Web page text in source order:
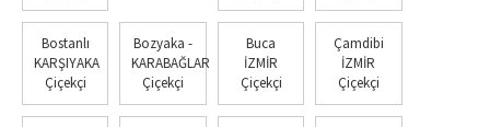
Bostanlı
KARŞIYAKA
Çiçekçi
Bozyaka -
KARABAĞLAR
Çiçekçi
Buca
İZMİR
Çiçekçi
Çamdibi
İZMİR
Çiçekçi